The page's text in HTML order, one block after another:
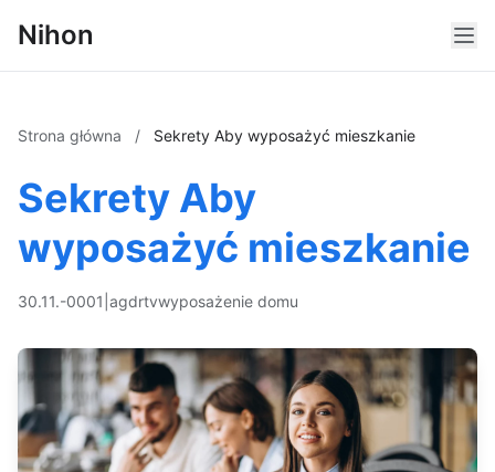
Nihon
Strona główna / Sekrety Aby wyposażyć mieszkanie
Sekrety Aby
wyposażyć mieszkanie
30.11.-0001 agdrtvwyposażenie domu